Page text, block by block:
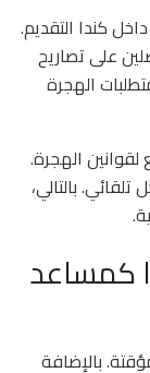
كندا التقديم.
على تصاريح
الهجرة
الهجرة.
بالتالي،
كمساعد
بالإضافة